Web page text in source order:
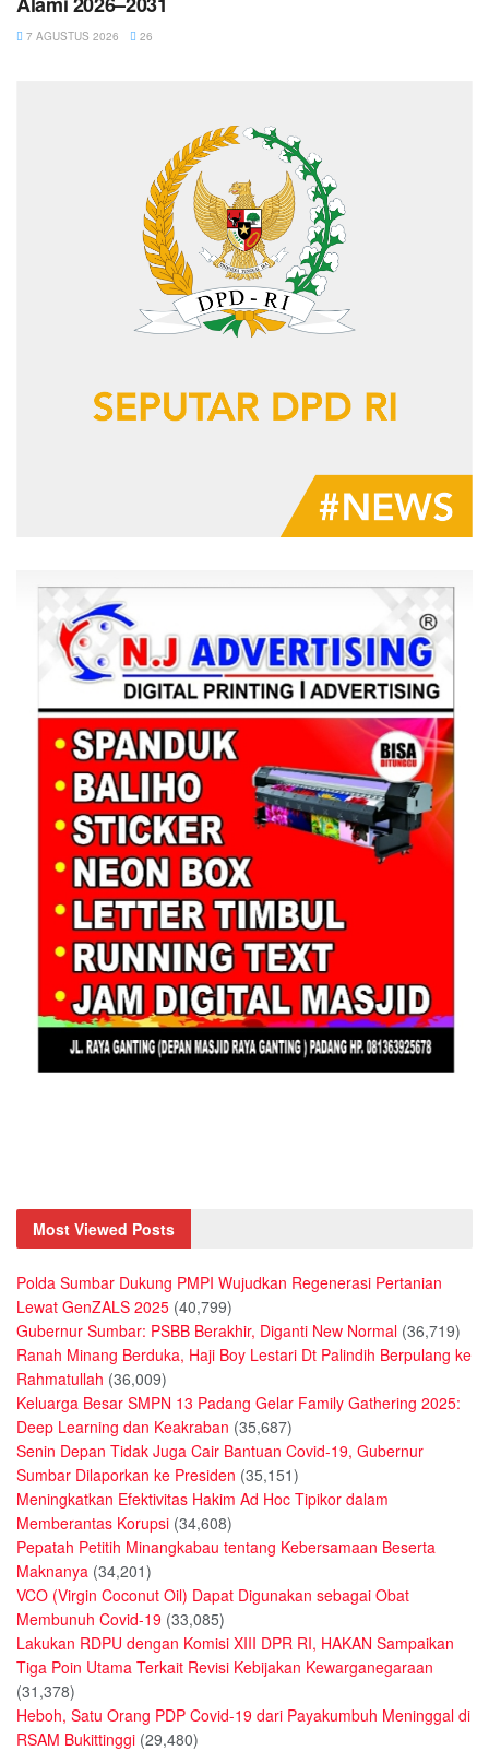
7 AGUSTUS 2026 26
Most Viewed Posts
Polda Sumbar Dukung PMPI Wujudkan Regenerasi Pertanian
Lewat GenZALS 2025 (40,799)
Gubernur Sumbar: PSBB Berakhir, Diganti New Normal (36,719)
Ranah Minang Berduka, Haji Boy Lestari Dt Palindih Berpulang ke
Rahmatullah (36,009)
Keluarga Besar SMPN 13 Padang Gelar Family Gathering 2025:
Deep Learning dan Keakraban (35,687)
Senin Depan Tidak Juga Cair Bantuan Covid-19, Gubernur
Sumbar Dilaporkan ke Presiden (35,151)
Meningkatkan Efektivitas Hakim Ad Hoc Tipikor dalam
Memberantas Korupsi (34,608)
Pepatah Petitih Minangkabau tentang Kebersamaan Beserta
Maknanya (34,201)
VCO (Virgin Coconut Oil) Dapat Digunakan sebagai Obat
Membunuh Covid-19 (33,085)
Lakukan RDPU dengan Komisi XIII DPR RI, HAKAN Sampaikan
Tiga Poin Utama Terkait Revisi Kebijakan Kewarganegaraan
(31,378)
Heboh, Satu Orang PDP Covid-19 dari Payakumbuh Meninggal di
RSAM Bukittinggi (29,480)